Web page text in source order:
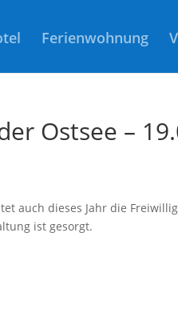
Ferienwohnung
Ostsee –
auch dieses Jahr die
ist gesorgt.